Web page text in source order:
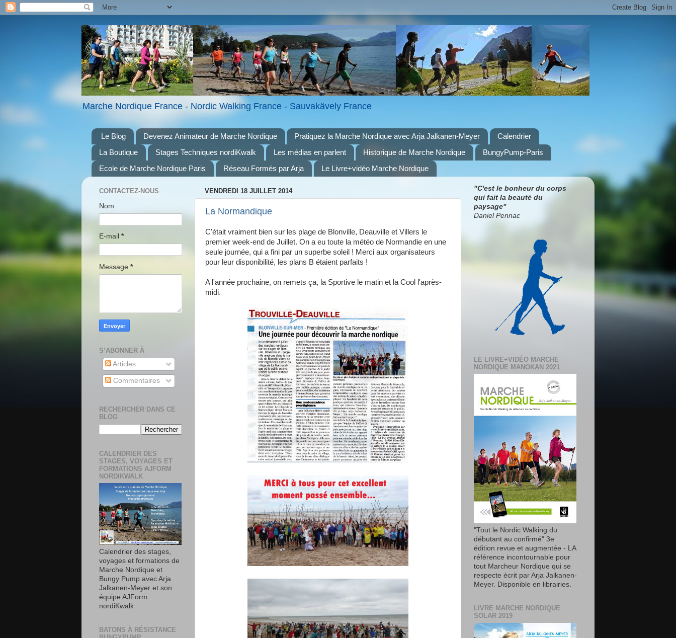
Marche Nordique France - Nordic Walking France - Sauvakävely France
Le Blog Devenez Animateur de Marche Nordique Pratiquez la Marche Nordique avec Arja Jalkanen-Meyer
Calendrier
La Boutique
Stages Techniques nordiKwalk Les médias en parlent Historique de Marche Nordique
BungyPump-Paris
Ecole de Marche Nordique Paris
Réseau Formés par Arja Le Livre+vidéo Marche Nordique
VENDREDI 18 JUILLET 2014
La Normandique
C'était vraiment bien sur les plage de Blonville, Deauville et Villers le
premier week-end de Juillet. On a eu toute la météo de Normandie en une
seule journée, qui a fini par un superbe soleil ! Merci aux organisateurs
pour leur disponibilité, les plans B étaient parfaits !
A l'année prochaine, on remets ça, la Sportive le matin et la Cool l'après-
midi.
CONTACTEZ-NOUS
Nom
E-mail *
Message *
S’ABONNER À
Articles
Commentaires
RECHERCHER DANS CE
BLOG
CALENDRIER DES
STAGES, VOYAGES ET
FORMATIONS AJFORM
NORDIKWALK
Calendrier des stages,
voyages et formations de
Marche Nordique et
Bungy Pump avec Arja
Jalkanen-Meyer et son
équipe AJForm
nordiKwalk
BATONS À RÉSISTANCE
"C'est le bonheur du corps
qui fait la beauté du
paysage"
Daniel Pennac
LE LIVRE+VIDÉO MARCHE
NORDIQUE MANOKAN 2021
"Tout le Nordic Walking du
débutant au confirmé" 3e
édition revue et augmentée - LA
référence incontournable pour
tout Marcheur Nordique qui se
respecte écrit par Arja Jalkanen-
Meyer. Disponible en librairies.
LIVRE MARCHE NORDIQUE
SOLAR 2019